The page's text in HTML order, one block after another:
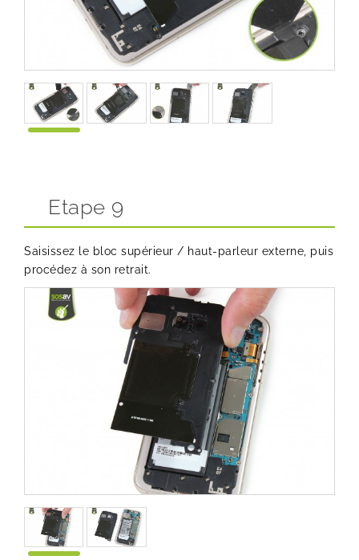
Etape 9
Saisissez le bloc supérieur / haut-parleur externe, puis
procédez à son retrait.